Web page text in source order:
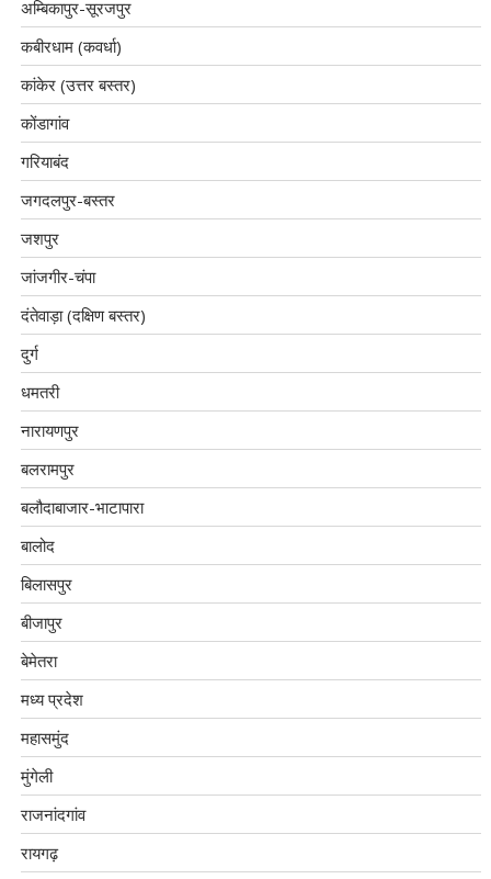
अम्बिकापुर-सूरजपुर
कबीरधाम (कवर्धा)
कांकेर (उत्तर बस्तर)
कोंडागांव
गरियाबंद
जगदलपुर-बस्तर
जशपुर
जांजगीर-चंपा
दंतेवाड़ा (दक्षिण बस्तर)
दुर्ग
धमतरी
नारायणपुर
बलरामपुर
बलौदाबाजार-भाटापारा
बालोद
बिलासपुर
बीजापुर
बेमेतरा
मध्य प्रदेश
महासमुंद
मुंगेली
राजनांदगांव
रायगढ़